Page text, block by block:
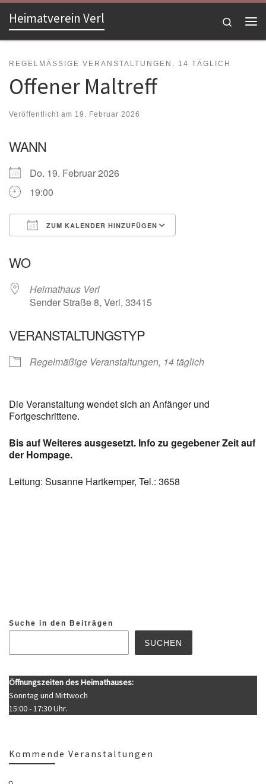
Zum Inhalt springen
Heimatverein Verl
Search
REGELMÄSSIGE VERANSTALTUNGEN, 14 TÄGLICH
Offener Maltreff
Veröffentlicht am 19. Februar 2026
WANN
Do. 19. Februar 2026
19:00
ZUM KALENDER HINZUFÜGEN
WO
Heimathaus Verl
Sender Straße 8, Verl, 33415
VERANSTALTUNGSTYP
Regelmäßige Veranstaltungen, 14 täglich
Die Veranstaltung wendet sich an Anfänger und
Fortgeschrittene.
Bis auf Weiteres ausgesetzt. Info zu gegebener Zeit auf
der Hompage.
Leitung: Susanne Hartkemper, Tel.: 3658
Suche in den Beiträgen
SUCHEN
Öffnungszeiten des Heimathauses:
Sonntag und Mittwoch
15:00 - 17:30 Uhr.
Kommende Veranstaltungen